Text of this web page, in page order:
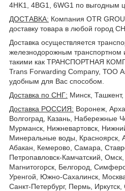
4HK1, 4BG1, 6WG1 по выгодным
ДОСТАВКА: Компания OTR
доставку товара в любой город
Доставка осуществляется
железнодорожным транспортном
такими как ТРАНСПОРТНАЯ
Trans Forwarding Company, ТОО
удобным для Вас способом.
Доставка по СНГ: Минск, Ташкент,
Доставка РОССИЯ: Воронеж,
Волгоград, Казань, Набережные
Мурманск, Нижневартовск,
Минеральные воды, Красноярск,
Абакан, Кемерово, Самара,
Петропавловск-Камчатский, Омск,
Магнитогорск, Белгород,
Уренгой, Южно-Сахалинск,
Санкт-Петербург, Пермь, Иркутск,